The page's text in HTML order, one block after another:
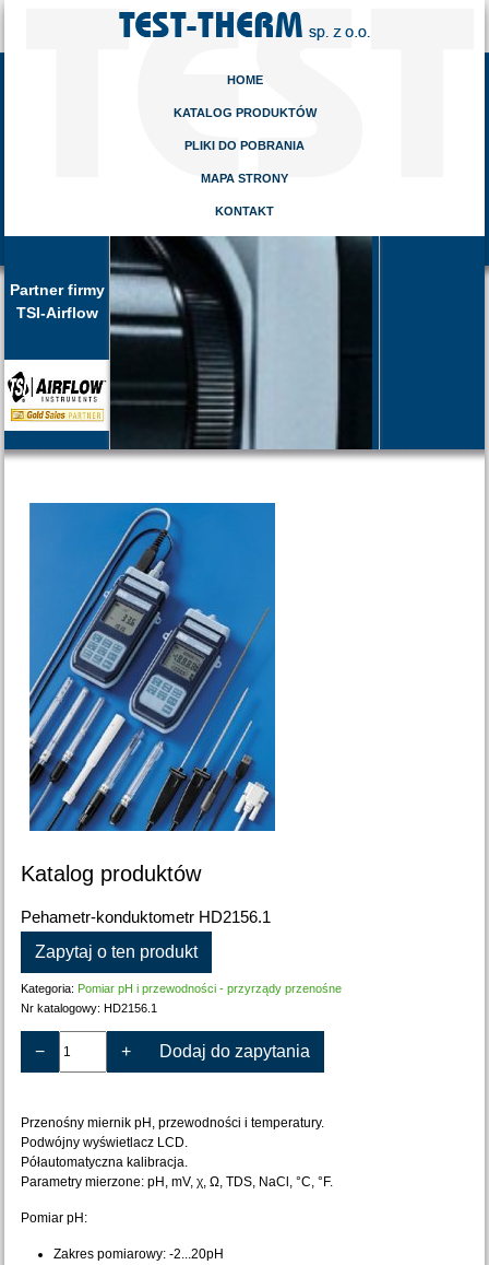
HOME
KATALOG PRODUKTÓW
PLIKI DO POBRANIA
MAPA STRONY
KONTAKT
Partner firmy
TSI-Airflow
Katalog produktów
Pehametr-konduktometr HD2156.1
Zapytaj o ten produkt
Kategoria: Pomiar pH i przewodności - przyrządy przenośne
Nr katalogowy:HD2156.1
− + Dodaj do zapytania
Przenośny miernik pH, przewodności i temperatury.
Podwójny wyświetlacz LCD.
Półautomatyczna kalibracja.
Parametry mierzone: pH, mV, χ, Ω, TDS, NaCl, °C, °F.
Pomiar pH:
Zakres pomiarowy: -2...20pH